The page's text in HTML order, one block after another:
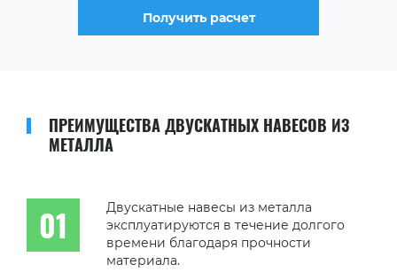
Получить расчет
ПРЕИМУЩЕСТВА ДВУСКАТНЫХ НАВЕСОВ ИЗ
МЕТАЛЛА
Двускатные навесы из металла
эксплуатируются в течение долгого
времени благодаря прочности
материала.